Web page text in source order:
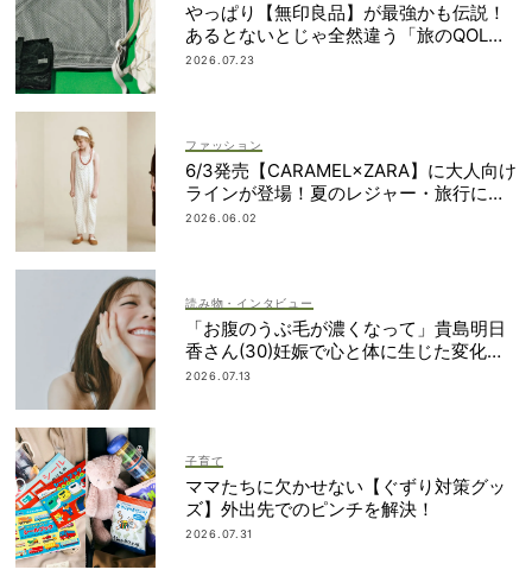
やっぱり【無印良品】が最強かも伝説！
あるとないとじゃ全然違う「旅のQOL爆
上げアイテム」
2026.07.23
ファッション
6/3発売【CARAMEL×ZARA】に大人向け
ラインが登場！夏のレジャー・旅行にも
おすすめ
2026.06.02
読み物・インタビュー
「お腹のうぶ毛が濃くなって」貴島明日
香さん(30)妊娠で心と体に生じた変化も
「愛しいです」
2026.07.13
子育て
ママたちに欠かせない【ぐずり対策グッ
ズ】外出先でのピンチを解決！
2026.07.31